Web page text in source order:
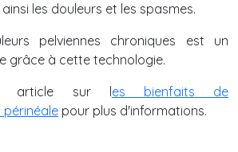
les douleurs et les spasmes.
pelviennes chroniques est un
grâce à cette technologie.
article sur les bienfaits de
pour plus d'informations.